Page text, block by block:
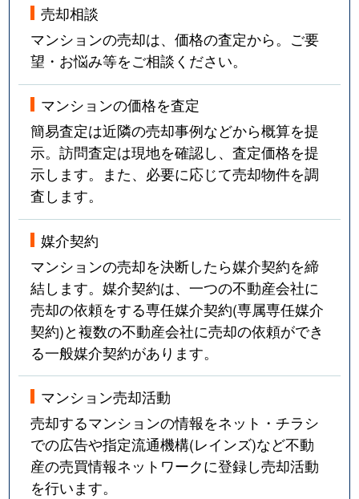
永田
永田
3,900万円 深江橋 徒歩8分
永田
3,400万円 深江橋 徒歩0分
永田
3,200万円 深江橋 徒歩9分
永田
930万円 深江橋 徒歩11分
永田
永田
永田
3,800万円 深江橋 徒歩0分
永田
1,700万円 深江橋 徒歩3分
永田
3,500万円 深江橋
永田
580万円
中浜
2,400万円 緑橋 徒歩6分
野江
480万円 蒲生四丁目 徒歩8分
売却相談
マンションの売却は、価格の査定から。ご要
望・お悩み等をご相談ください。
マンションの価格を査定
簡易査定は近隣の売却事例などから概算を提
示。訪問査定は現地を確認し、査定価格を提
示します。また、必要に応じて売却物件を調
査します。
媒介契約
マンションの売却を決断したら媒介契約を締
結します。媒介契約は、一つの不動産会社に
売却の依頼をする専任媒介契約(専属専任媒介
契約)と複数の不動産会社に売却の依頼ができ
る一般媒介契約があります。
マンション売却活動
売却するマンションの情報をネット・チラシ
での広告や指定流通機構(レインズ)など不動
産の売買情報ネットワークに登録し売却活動
を行います。